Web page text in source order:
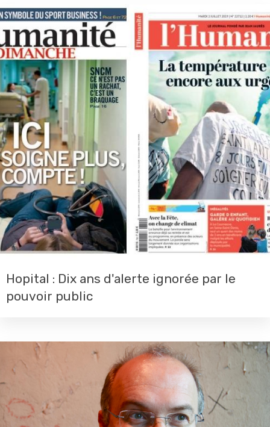
Hopital : Dix ans d'alerte ignorée par le
pouvoir public